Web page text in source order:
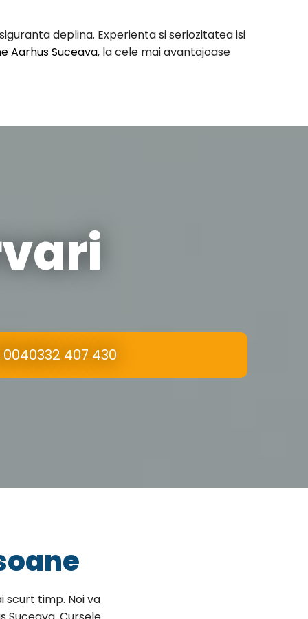
deplina. Experienta si seriozitatea isi
Aarhus Suceava, la cele mai avantajoase
0040332 407 430
scurt timp. Noi va